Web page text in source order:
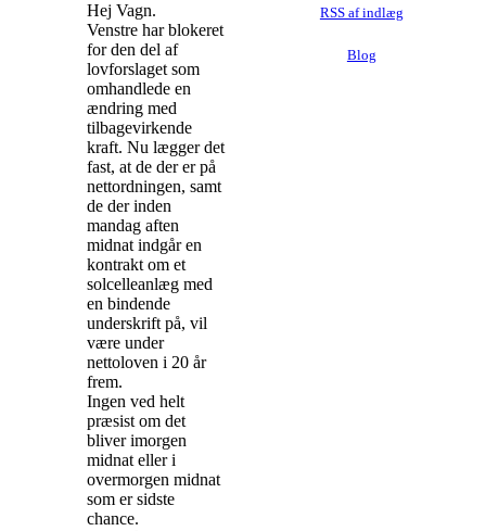
Hej Vagn.
Venstre har blokeret
for den del af
lovforslaget som
omhandlede en
ændring med
tilbagevirkende
kraft. Nu lægger det
fast, at de der er på
nettordningen, samt
de der inden
mandag aften
midnat indgår en
kontrakt om et
solcelleanlæg med
en bindende
underskrift på, vil
være under
nettoloven i 20 år
frem.
Ingen ved helt
præsist om det
bliver imorgen
midnat eller i
overmorgen midnat
som er sidste
chance.
RSS af indlæg
Blog